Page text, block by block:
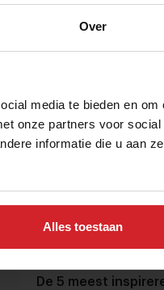
Over
media te bieden en om
onze partners voor social
informatie die u aan
Alles toestaan
ideale manier om zich te
De 5 meest